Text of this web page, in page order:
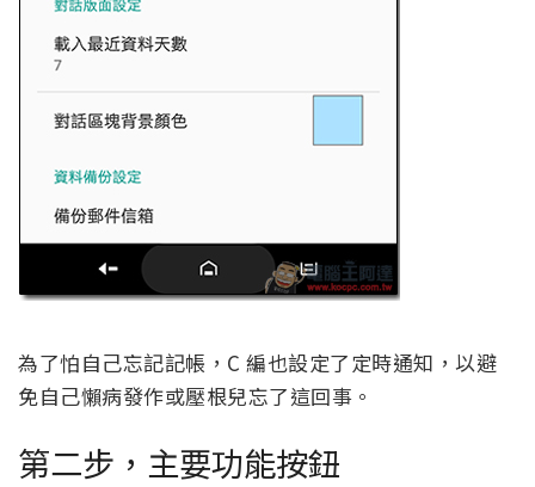
為了怕自己忘記記帳，C 編也設定了定時通知，以避
免自己懶病發作或壓根兒忘了這回事。
第二步，主要功能按鈕